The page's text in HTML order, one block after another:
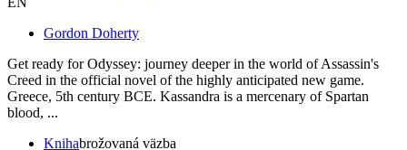
Gordon Doherty
Get ready for Odyssey: journey deeper in the world of Assassin's
Creed in the official novel of the highly anticipated new game.
Greece, 5th century BCE. Kassandra is a mercenary of Spartan
blood, ...
Knihabrožovaná väzba